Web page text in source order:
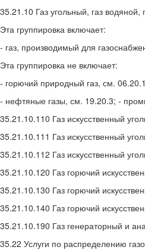
35.21.10 Газ угольный, газ
Эта группировка включает:
- газ, производимый для
Эта группировка не включает:
- горючий природный газ, см.
- нефтяные газы, см. 19.20.3; -
35.21.10.110 Газ искусственный
35.21.10.111 Газ искусственный
35.21.10.112 Газ искусственный
35.21.10.120 Газ горючий
35.21.10.130 Газ горючий
35.21.10.140 Газ горючий
35.21.10.190 Газ генераторный и
35.22 Услуги по распределению